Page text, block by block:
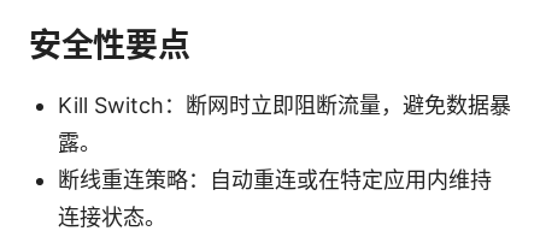
安全性要点
Kill Switch：断网时立即阻断流量，避免数据暴
露。
断线重连策略：自动重连或在特定应用内维持
连接状态。